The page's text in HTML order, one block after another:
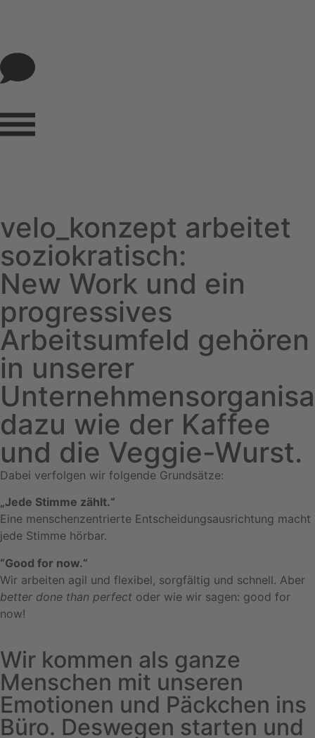
velo_konzept arbeitet
soziokratisch:
New Work und ein
progressives
Arbeitsumfeld gehören
in unserer
dazu wie der Kaffee
und die Veggie-Wurst.
Dabei verfolgen wir folgende Grundsätze:
„Jede Stimme zählt.“
Eine menschenzentrierte Entscheidungsausrichtung macht
jede Stimme hörbar.
“Good for now.“
Wir arbeiten agil und flexibel, sorgfältig und schnell. Aber
better done than perfect oder wie wir sagen: good for
now!
Wir kommen als ganze
Menschen mit unseren
Emotionen und Päckchen ins
Büro. Deswegen starten und